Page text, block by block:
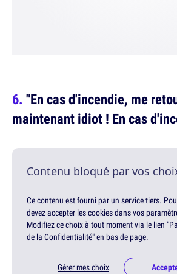
"En cas d'incendie, me
maintenant idiot ! En cas
Contenu bloqué par vos
Ce contenu est fourni par un service tiers.
devez accepter les cookies dans vos
Modifiez ce choix à tout moment via le lien
de la Confidentialité" en bas de page.
Gérer mes choix